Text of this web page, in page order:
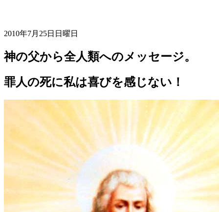
2010年7月25日日曜日
神の父から全人類へのメッセージ。
罪人の死に私は喜びを感じない！